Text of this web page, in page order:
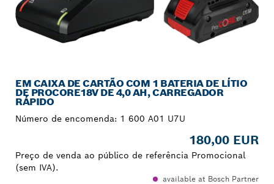
EM CAIXA DE CARTÃO COM 1 BATERIA DE LÍTIO
DE PROCORE18V DE 4,0 AH, CARREGADOR
RÁPIDO
Número de encomenda: 1 600 A01 U7U
180,00 EUR
Preço de venda ao público de referência Promocional
(sem IVA).
available at Bosch Partner